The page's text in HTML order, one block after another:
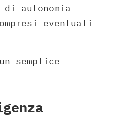
autonomia
eventuali
semplice